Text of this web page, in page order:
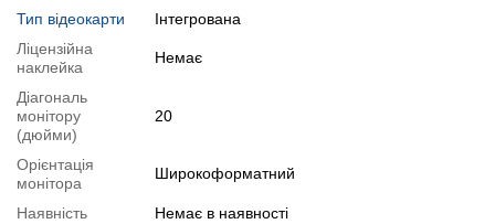
Тип відеокарти
Інтегрована
Ліцензійна
наклейка
Немає
Діагональ
монітору
(дюйми)
20
Орієнтація
монітора
Широкоформатний
Наявність
Немає в наявності